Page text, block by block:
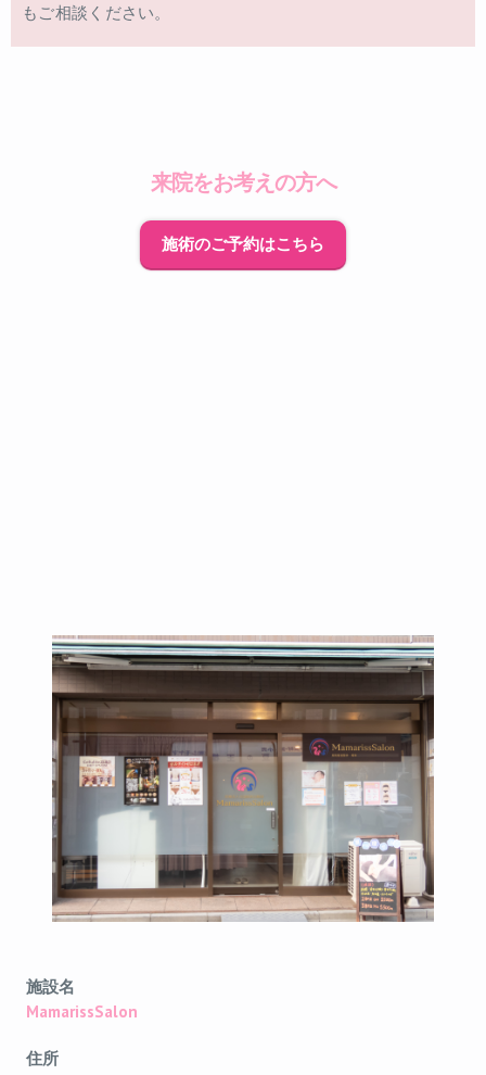
もご相談ください。
来院をお考えの方へ
施術のご予約はこちら
施設名
MamarissSalon
住所